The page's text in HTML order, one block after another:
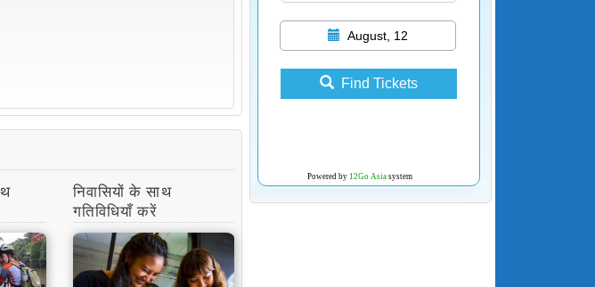
निवासियों के साथ
गतिविधियाँ करें
August, 12
Find Tickets
Powered by 12Go Asiasystem